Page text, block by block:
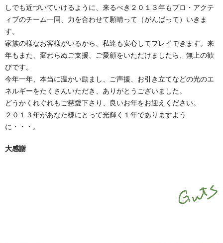
しでも近づいていけるように、来るべき２０１３年もプロ・アクテ
ィブのチーム一同、力を合わせて願晴って（がんばって）いきま
す。
家族の様なお客様がいるから、私達も安心してプレイできます。来
年もまた、変わらぬご支援、ご愛顧をいただけましたら、無上の歓
びです。
今年一年、本当に温かい励まし、ご声援、お引き立てなどの光のエ
ネルギーをたくさんいただき、ありがとうございました。
どうかくれぐれもご慈愛下さり、良いお年をお迎えください。
２０１３年があなた様にとって光輝く１年でありますよう
に・・・。
大感謝